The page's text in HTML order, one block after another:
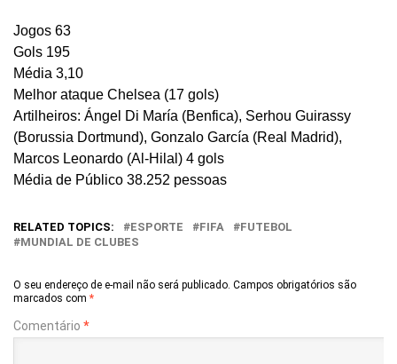
Jogos 63
Gols 195
Média 3,10
Melhor ataque Chelsea (17 gols)
Artilheiros: Ángel Di María (Benfica), Serhou Guirassy
(Borussia Dortmund), Gonzalo García (Real Madrid),
Marcos Leonardo (Al-Hilal) 4 gols
Média de Público 38.252 pessoas
RELATED TOPICS: ESPORTE FIFA
FUTEBOL
MUNDIAL DE CLUBES
O seu endereço de e-mail não será publicado. Campos obrigatórios são
marcados com *
Comentário *